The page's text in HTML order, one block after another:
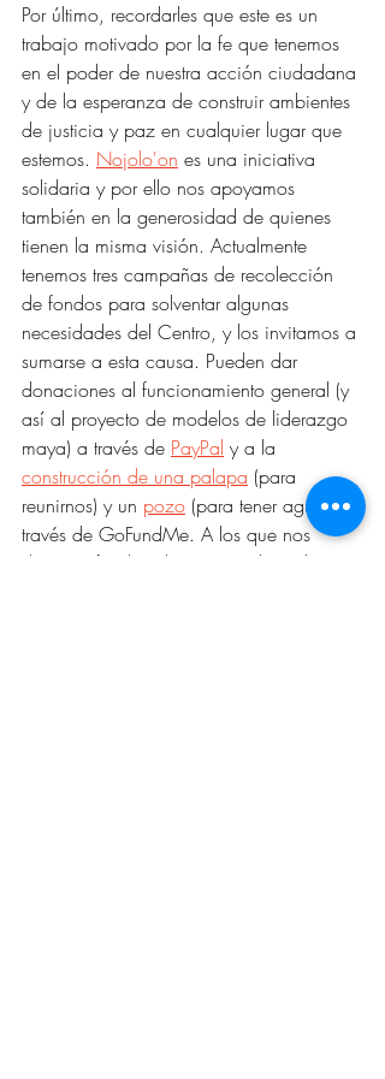
Por último, recordarles que este es un
trabajo motivado por la fe que tenemos
en el poder de nuestra acción ciudadana
y de la esperanza de construir ambientes
de justicia y paz en cualquier lugar que
estemos. Nojolo'on es una iniciativa
solidaria y por ello nos apoyamos
también en la generosidad de quienes
tienen la misma visión. Actualmente
tenemos tres campañas de recolección
de fondos para solventar algunas
necesidades del Centro, y los invitamos a
sumarse a esta causa. Pueden dar
donaciones al funcionamiento general (y
así al proyecto de modelos de liderazgo
maya) a través de PayPal y a la
construcción de una palapa (para
reunirnos) y un pozo (para tener agua) a
través de GoFundMe. A los que nos
donaron fondos el año pasado en los